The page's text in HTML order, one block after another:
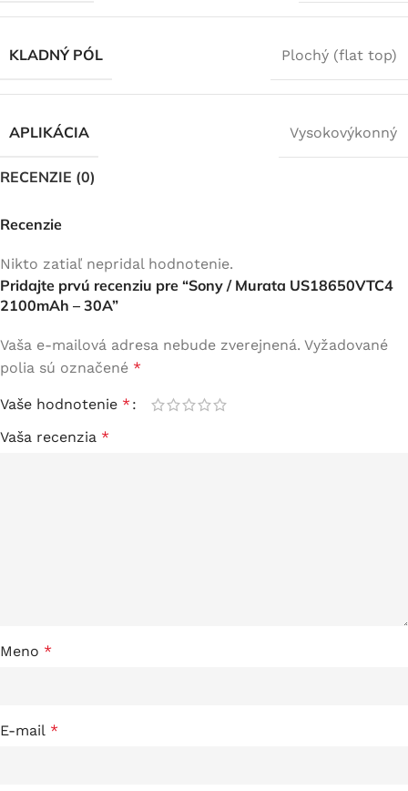
KLADNÝ PÓL Plochý (flat top)
APLIKÁCIA Vysokovýkonný
RECENZIE (0)
Recenzie
Nikto zatiaľ nepridal hodnotenie.
Pridajte prvú recenziu pre “Sony / Murata US18650VTC4
2100mAh – 30A”
Vaša e-mailová adresa nebude zverejnená. Vyžadované
polia sú označené *
Vaše hodnotenie *
Vaša recenzia *
Meno *
E-mail *